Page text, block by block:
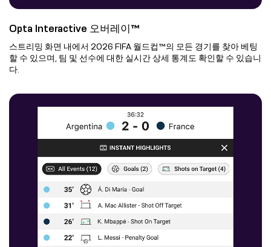
Opta Interactive 오버레이™
스트리밍 화면 내에서 2026 FIFA 월드컵™의 모든 경기를 찾아 베팅
할 수 있으며, 팀 및 선수에 대한 실시간 상세 통계도 확인할 수 있습니
다.